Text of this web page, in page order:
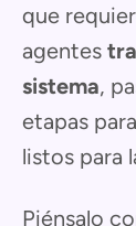
que
agentes
sistema,
etapas
listos para
Piénsalo